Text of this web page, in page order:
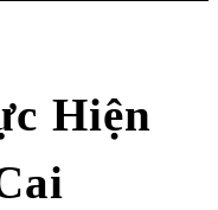
Hiện